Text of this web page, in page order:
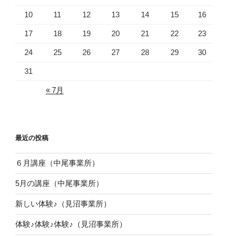
10 11 12 13 14 15 16
17 18 19 20 21 22 23
24 25 26 27 28 29 30
31
« 7月
最近の投稿
６月講座（中尾事業所）
5月の講座（中尾事業所）
新しい体験♪（見沼事業所）
体験♪体験♪体験♪（見沼事業所）